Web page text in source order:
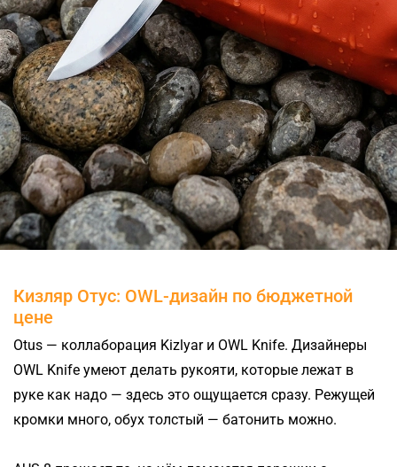
Кизляр Отус: OWL-дизайн по бюджетной
цене
Otus — коллаборация Kizlyar и OWL Knife. Дизайнеры
OWL Knife умеют делать рукояти, которые лежат в
руке как надо — здесь это ощущается сразу. Режущей
кромки много, обух толстый — батонить можно.